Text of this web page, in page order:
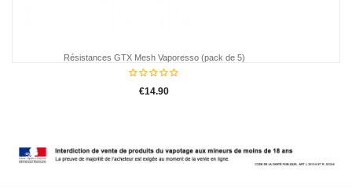
Vaporesso (pack de 5)